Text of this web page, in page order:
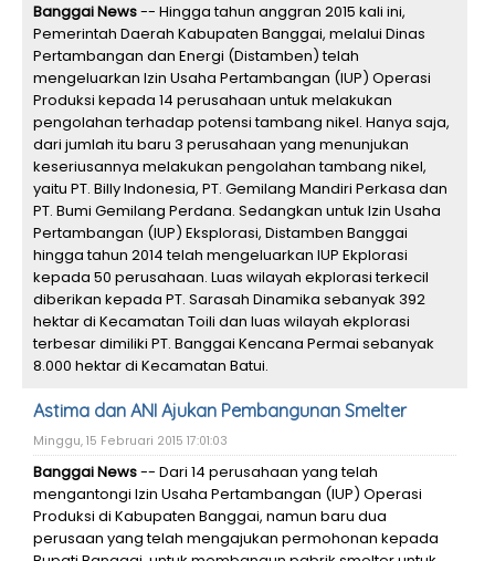
Banggai News-- Hingga tahun anggran 2015 kali ini,
Pemerintah Daerah Kabupaten Banggai, melalui Dinas
Pertambangan dan Energi (Distamben) telah
mengeluarkan Izin Usaha Pertambangan (IUP) Operasi
Produksi kepada 14 perusahaan untuk melakukan
pengolahan terhadap potensi tambang nikel. Hanya saja,
dari jumlah itu baru 3 perusahaan yang menunjukan
keseriusannya melakukan pengolahan tambang nikel,
yaitu PT. Billy Indonesia, PT. Gemilang Mandiri Perkasa dan
PT. Bumi Gemilang Perdana. Sedangkan untuk Izin Usaha
Pertambangan (IUP) Eksplorasi, Distamben Banggai
hingga tahun 2014 telah mengeluarkan IUP Ekplorasi
kepada 50 perusahaan. Luas wilayah ekplorasi terkecil
diberikan kepada PT. Sarasah Dinamika sebanyak 392
hektar di Kecamatan Toili dan luas wilayah ekplorasi
terbesar dimiliki PT. Banggai Kencana Permai sebanyak
8.000 hektar di Kecamatan Batui.
Astima dan ANI Ajukan Pembangunan Smelter
Minggu, 15 Februari 2015 17:01:03
Banggai News-- Dari 14 perusahaan yang telah
mengantongi Izin Usaha Pertambangan (IUP) Operasi
Produksi di Kabupaten Banggai, namun baru dua
perusaan yang telah mengajukan permohonan kepada